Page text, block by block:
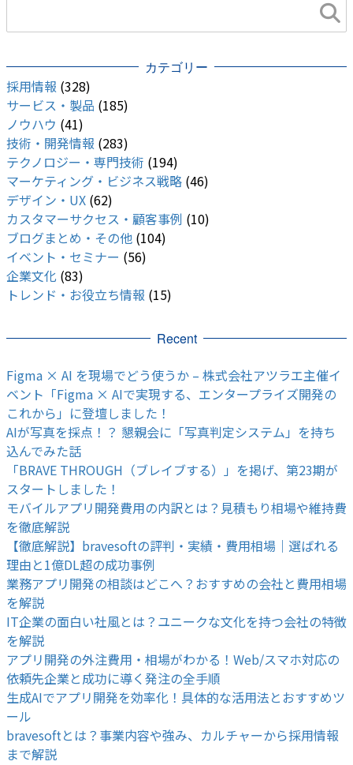
カテゴリー
採用情報 (328)
サービス・製品 (185)
ノウハウ (41)
技術・開発情報 (283)
テクノロジー・専門技術 (194)
マーケティング・ビジネス戦略 (46)
デザイン・UX (62)
カスタマーサクセス・顧客事例 (10)
ブログまとめ・その他 (104)
イベント・セミナー (56)
企業文化 (83)
トレンド・お役立ち情報 (15)
Recent
Figma × AI を現場でどう使うか – 株式会社アツラエ主催イ
ベント「Figma × AIで実現する、エンタープライズ開発の
これから」に登壇しました！
AIが写真を採点！？ 懇親会に「写真判定システム」を持ち
込んでみた話
「BRAVE THROUGH（ブレイブする）」を掲げ、第23期が
スタートしました！
モバイルアプリ開発費用の内訳とは？見積もり相場や維持費
を徹底解説
【徹底解説】bravesoftの評判・実績・費用相場｜選ばれる
理由と1億DL超の成功事例
業務アプリ開発の相談はどこへ？おすすめの会社と費用相場
を解説
IT企業の面白い社風とは？ユニークな文化を持つ会社の特徴
を解説
アプリ開発の外注費用・相場がわかる！Web/スマホ対応の
依頼先企業と成功に導く発注の全手順
生成AIでアプリ開発を効率化！具体的な活用法とおすすめツ
ール
bravesoftとは？事業内容や強み、カルチャーから採用情報
まで解説